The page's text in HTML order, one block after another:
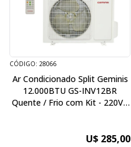
CÓDIGO: 28066
Ar Condicionado Split Geminis
12.000BTU GS-INV12BR
Quente / Frio com Kit - 220V /
U$ 285,00